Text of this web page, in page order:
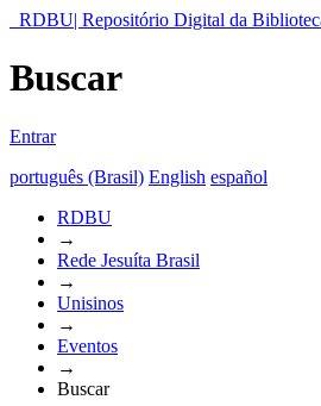
RDBU| Repositório Digital da
Buscar
Entrar
português (Brasil) English español
RDBU
→
Rede Jesuíta Brasil
→
Unisinos
→
Eventos
→
Buscar